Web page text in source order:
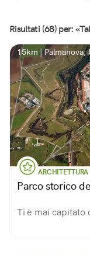
Risultati (68) per:
15km | Palmanova,
ARCHITETTURA
Parco storico
Ti è mai capitato